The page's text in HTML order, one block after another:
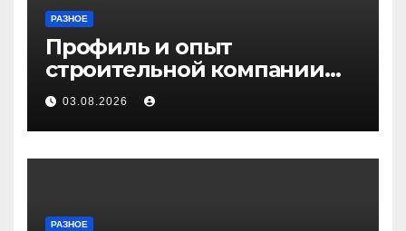
РАЗНОЕ
Профиль и опыт
строительной компании
Медичи
03.08.2026
РАЗНОЕ